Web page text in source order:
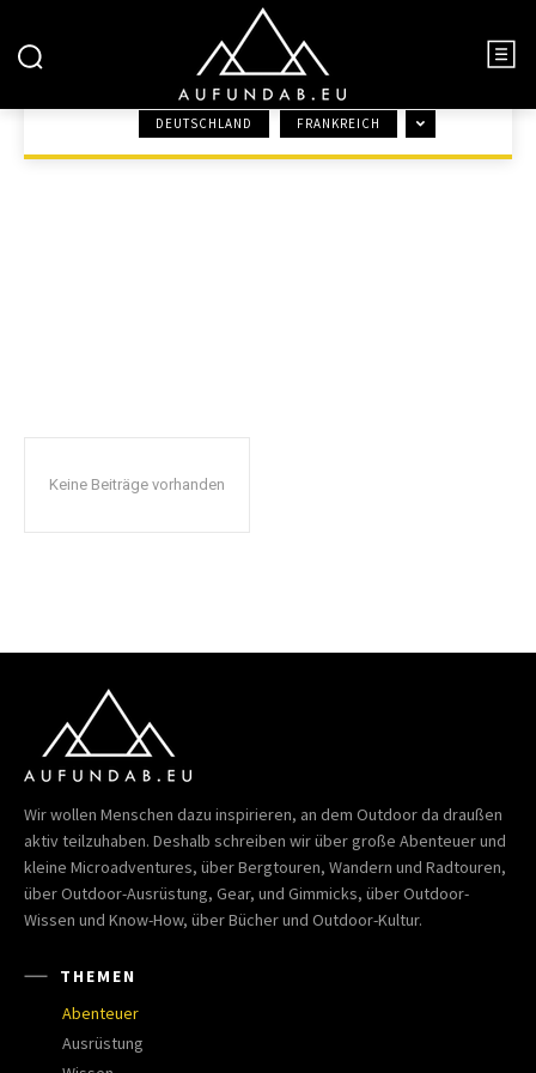
FINNLAND
DEUTSCHLAND FRANKREICH
Keine Beiträge vorhanden
Wir wollen Menschen dazu inspirieren, an dem Outdoor da draußen
aktiv teilzuhaben. Deshalb schreiben wir über große Abenteuer und
kleine Microadventures, über Bergtouren, Wandern und Radtouren,
über Outdoor-Ausrüstung, Gear, und Gimmicks, über Outdoor-
Wissen und Know-How, über Bücher und Outdoor-Kultur.
THEMEN
Abenteuer
Ausrüstung